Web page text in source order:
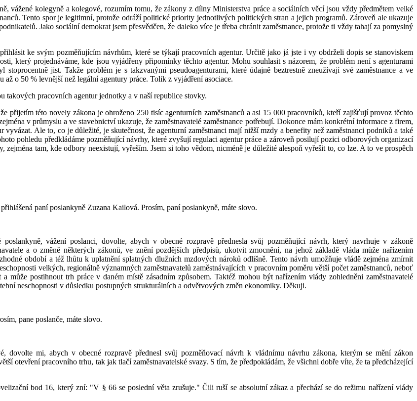
vážené kolegyně a kolegové, rozumím tomu, že zákony z dílny Ministerstva práce a sociálních věcí jsou vždy předmětem velké
Tento spor je legitimní, protože odráží politické priority jednotlivých politických stran a jejich programů. Zároveň ale ukazuje
Jako sociální demokrat jsem přesvědčen, že daleko více je třeba chránit zaměstnance, protože ti vždy tahají za pomyslný
ke svým pozměňujícím návrhům, které se týkají pracovních agentur. Určitě jako já jste i vy obdrželi dopis se stanoviskem
který projednáváme, kde jsou vyjádřeny připomínky těchto agentur. Mohu souhlasit s názorem, že problém není s agenturami
jist. Takže problém je s takzvanými pseudoagenturami, které údajně beztrestně zneužívají své zaměstnance a ve
o 50 % levnější než legální agentury práce. Tolik z vyjádření asociace.
takových pracovních agentur jednotky a v naší republice stovky.
přijetím této novely zákona je ohroženo 250 tisíc agenturních zaměstnanců a asi 15 000 pracovníků, kteří zajišťují provoz těchto
v průmyslu a ve stavebnictví ukazuje, že zaměstnavatelé zaměstnance potřebují. Dokonce mám konkrétní informace z firem,
vyvázat. Ale to, co je důležité, je skutečnost, že agenturní zaměstnanci mají nižší mzdy a benefity než zaměstnanci podniků a také
pohledu předkládáme pozměňující návrhy, které zvyšují regulaci agentur práce a zároveň posilují pozici odborových organizací
zejména tam, kde odbory neexistují, vyřeším. Jsem si toho vědom, nicméně je důležité alespoň vyřešit to, co lze. A to ve prospěch
paní poslankyně Zuzana Kailová. Prosím, paní poslankyně, máte slovo.
vážení poslanci, dovolte, abych v obecné rozpravě přednesla svůj pozměňující návrh, který navrhuje v zákoně
a o změně některých zákonů, ve znění pozdějších předpisů, ukotvit zmocnění, na jehož základě vláda může nařízením
období a též lhůtu k uplatnění splatných dlužních mzdových nároků odlišně. Tento návrh umožňuje vládě zejména zmírnit
velkých, regionálně významných zaměstnavatelů zaměstnávajících v pracovním poměru větší počet zaměstnanců, neboť
může postihnout trh práce v daném místě zásadním způsobem. Taktéž mohou být nařízením vlády zohledněni zaměstnavatelé
neschopnosti v důsledku postupných strukturálních a odvětvových změn ekonomiky. Děkuji.
pane poslanče, máte slovo.
dovolte mi, abych v obecné rozpravě přednesl svůj pozměňovací návrh k vládnímu návrhu zákona, kterým se mění zákon
otevření pracovního trhu, tak jak tlačí zaměstnavatelské svazy. S tím, že předpokládám, že všichni dobře víte, že ta předcházející
bod 16, který zní: "V § 66 se poslední věta zrušuje." Čili ruší se absolutní zákaz a přechází se do režimu nařízení vlády